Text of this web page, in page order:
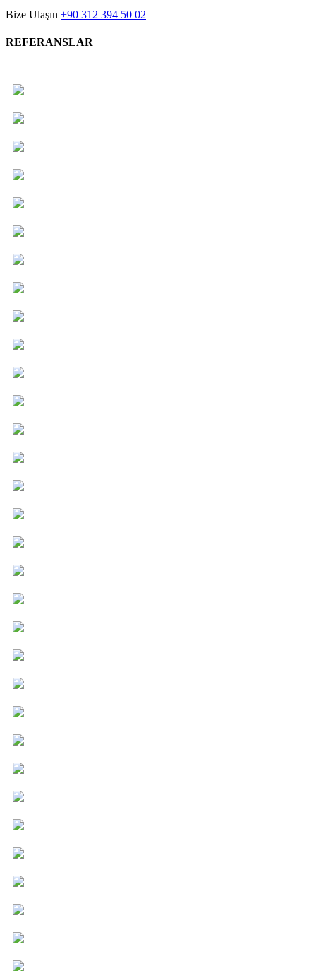
Bize Ulaşın +90 312 394 50 02
REFERANSLAR